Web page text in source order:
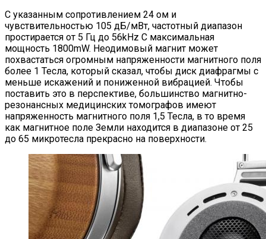
С указанным сопротивлением 24 ом и
чувствительностью 105 дБ/мВт, частотный диапазон
простирается от 5 Гц до 56kHz С максимальная
мощность 1800mW. Неодимовый магнит может
похвастаться огромным напряженности магнитного поля
более 1 Тесла, который сказал, чтобы диск диафрагмы с
меньше искажений и пониженной вибрацией. Чтобы
поставить это в перспективе, большинство магнитно-
резонансных медицинских томографов имеют
напряженность магнитного поля 1,5 Тесла, в то время
как магнитное поле Земли находится в диапазоне от 25
до 65 микротесла прекрасно на поверхности.